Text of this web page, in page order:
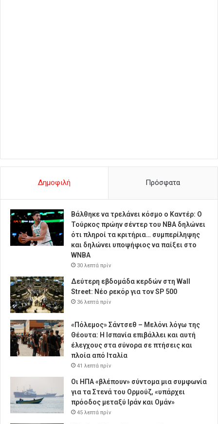
Δημοφιλή Πρόσφατα
Βάλθηκε να τρελάνει κόσμο ο Καντέρ: Ο
Τούρκος πρώην σέντερ του NBA δηλώνει
ότι πληροί τα κριτήρια… συμπερίληψης
και δηλώνει υποψήφιος να παίξει στο
WNBA
30 λεπτά πρίν
Δεύτερη εβδομάδα κερδών στη Wall
Street: Νέο ρεκόρ για τον SP 500
36 λεπτά πρίν
«Πόλεμος» Σάντσεθ – Μελόνι λόγω της
Θέουτα: Η Ισπανία επιβάλλει και αυτή
έλεγχους στα σύνορα σε πτήσεις και
πλοία από Ιταλία
41 λεπτά πρίν
Οι ΗΠΑ «βλέπουν» σύντομα μια συμφωνία
για τα Στενά του Ορμούζ, «υπάρχει
πρόοδος μεταξύ Ιράν και Ομάν»
45 λεπτά πρίν